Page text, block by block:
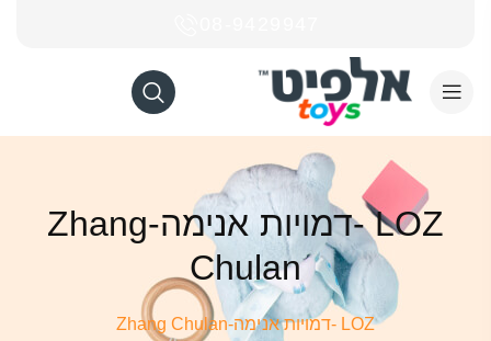
LOZ -דמויות אנימה-Zhang
Chulan
LOZ -דמויות אנימה-Zhang Chulan